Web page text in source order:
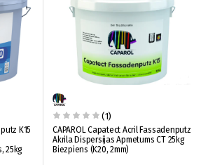
K15
25kg
(1)
CAPAROL Capatect Acril Fassadenputz
Akrila Dispersijas Apmetums CT 25kg
Biezpiens (K20, 2mm)